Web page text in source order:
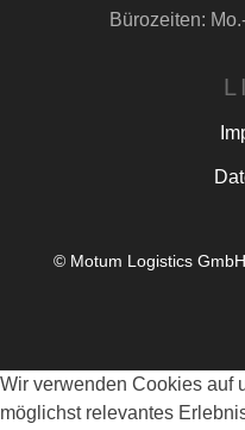
Bürozeiten:
© Motum Logistics
Wir verwenden Cookies auf
möglichst relevantes